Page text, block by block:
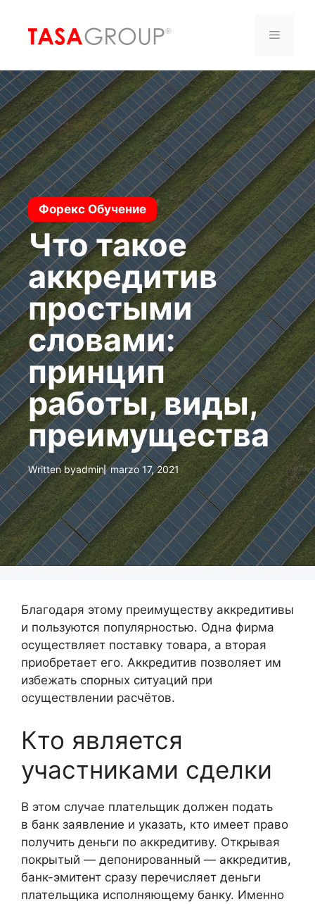
contenido
Menú
Форекс Обучение
Что такое
аккредитив
простыми
словами:
принцип
работы, виды,
преимущества
Written byadmin marzo 17, 2021
Благодаря этому преимуществу аккредитивы
и пользуются популярностью. Одна фирма
осуществляет поставку товара, а вторая
приобретает его. Аккредитив позволяет им
избежать спорных ситуаций при
осуществлении расчётов.
Кто является
участниками сделки
В этом случае плательщик должен подать
в банк заявление и указать, кто имеет право
получить деньги по аккредитиву. Открывая
покрытый — депонированный — аккредитив,
банк-эмитент сразу перечисляет деньги
плательщика исполняющему банку. Именно